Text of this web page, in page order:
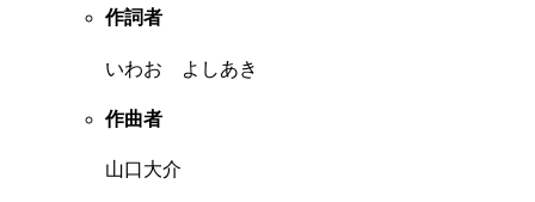
作詞者
いわお よしあき
作曲者
山口大介